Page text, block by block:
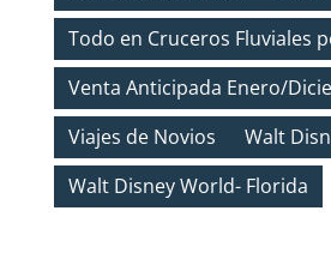
Todo en Cruceros Fluviales
Venta Anticipada Enero/
Viajes de Novios
Walt
Walt Disney World- Florida